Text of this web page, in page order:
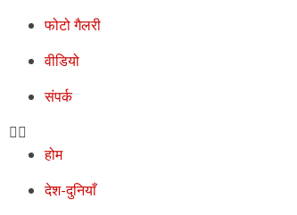
फोटो गैलरी
वीडियो
संपर्क
होम
देश-दुनियाँ